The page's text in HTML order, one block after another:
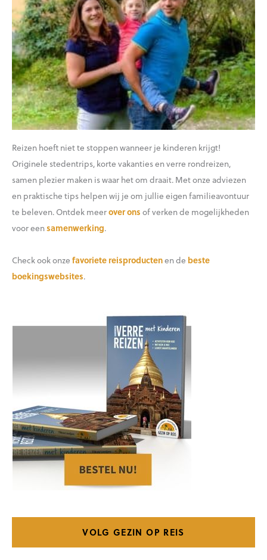
Reizen hoeft niet te stoppen wanneer je kinderen krijgt!
Originele stedentrips, korte vakanties en verre rondreizen,
samen plezier maken is waar het om draait. Met onze adviezen
en praktische tips helpen wij je om jullie eigen familieavontuur
te beleven. Ontdek meerover onsof verken de mogelijkheden
voor eensamenwerking.
Check ook onzefavoriete reisproductenen de beste
boekingswebsites.
VOLG GEZIN OP REIS